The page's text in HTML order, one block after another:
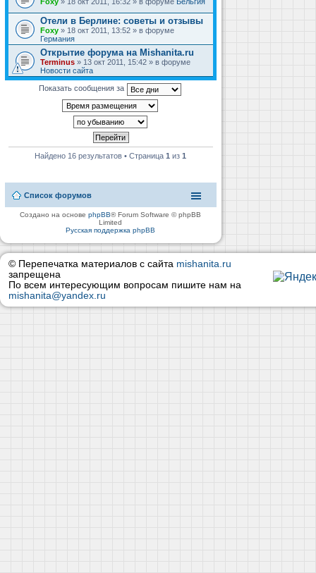
Отели в Берлине: советы и отзывы
Foxy » 18 окт 2011, 13:52 » в форуме
Германия
Открытие форума на Mishanita.ru
Terminus » 13 окт 2011, 15:42 » в форуме
Новости сайта
Показать сообщения за
Найдено 16 результатов • Страница1 из1
Список форумов
Создано на основеphpBB® Forum Software © phpBB
Limited
Русская поддержка phpBB
© Перепечатка материалов с сайта mishanita.ru
запрещена
По всем интересующим вопросам пишите нам на
mishanita@yandex.ru